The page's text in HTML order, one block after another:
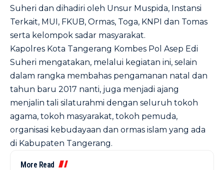
Suheri dan dihadiri oleh Unsur Muspida, Instansi
Terkait, MUI, FKUB, Ormas, Toga, KNPI dan Tomas
serta kelompok sadar masyarakat.
Kapolres Kota Tangerang Kombes Pol Asep Edi
Suheri mengatakan, melalui kegiatan ini, selain
dalam rangka membahas pengamanan natal dan
tahun baru 2017 nanti, juga menjadi ajang
menjalin tali silaturahmi dengan seluruh tokoh
agama, tokoh masyarakat, tokoh pemuda,
organisasi kebudayaan dan ormas islam yang ada
di Kabupaten Tangerang.
More Read